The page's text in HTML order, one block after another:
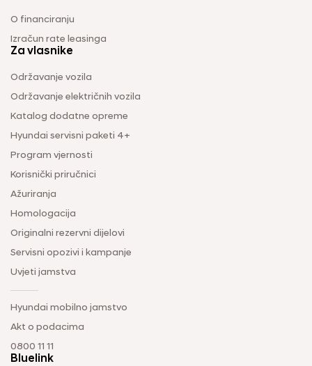
O financiranju
Izračun rate leasinga
Za vlasnike
Održavanje vozila
Održavanje električnih vozila
Katalog dodatne opreme
Hyundai servisni paketi 4+
Program vjernosti
Korisnički priručnici
Ažuriranja
Homologacija
Originalni rezervni dijelovi
Servisni opozivi i kampanje
Uvjeti jamstva
Hyundai mobilno jamstvo
Akt o podacima
0800 11 11
Bluelink